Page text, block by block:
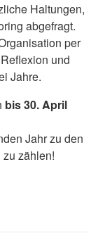
Haltungen,
abgefragt.
per
und
Jahre.
bis 30. April
Jahr zu den
zählen!